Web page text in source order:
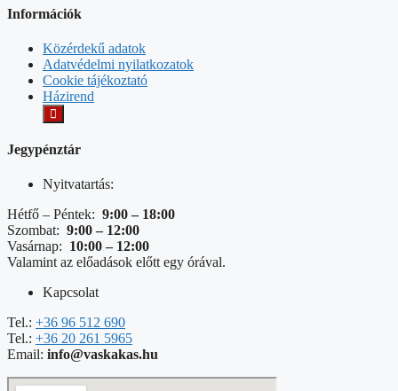
Információk
Közérdekű adatok
Adatvédelmi nyilatkozatok
Cookie tájékoztató
Házirend
Jegypénztár
Nyitvatartás:
Hétfő – Péntek: 9:00 – 18:00
Szombat: 9:00 – 12:00
Vasárnap: 10:00 – 12:00
Valamint az előadások előtt egy órával.
Kapcsolat
Tel.: +36 96 512 690
Tel.: +36 20 261 5965
Email: info@vaskakas.hu